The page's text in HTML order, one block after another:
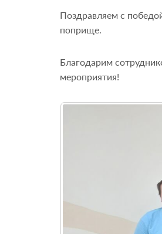
Поздравляем с
поприще.
Благодарим
мероприятия!